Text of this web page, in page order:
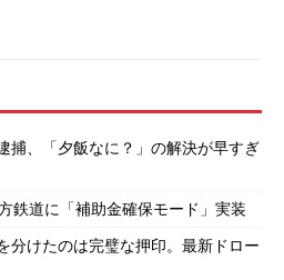
捕、「夕飯なに？」の解決が早すぎ
道に「補助金確保モード」実装
分けたのは完璧な押印。最新ドロー